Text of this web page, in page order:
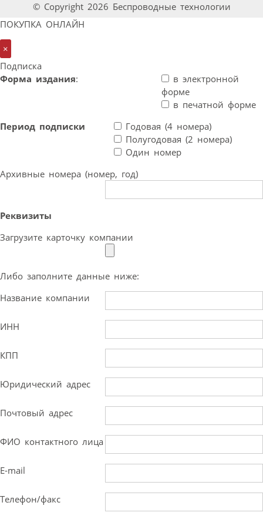
© Copyright 2026 Беспроводные технологии
ПОКУПКА ОНЛАЙН
×
Подписка
Форма издания:
в электронной
форме
в печатной форме
Период подписки
Годовая (4 номера)
Полугодовая (2 номера)
Один номер
Архивные номера (номер, год)
Реквизиты
Загрузите карточку компании
Либо заполните данные ниже:
Название компании
ИНН
КПП
Юридический адрес
Почтовый адрес
ФИО контактного лица
E-mail
Телефон/факс